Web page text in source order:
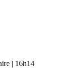
| 16h14